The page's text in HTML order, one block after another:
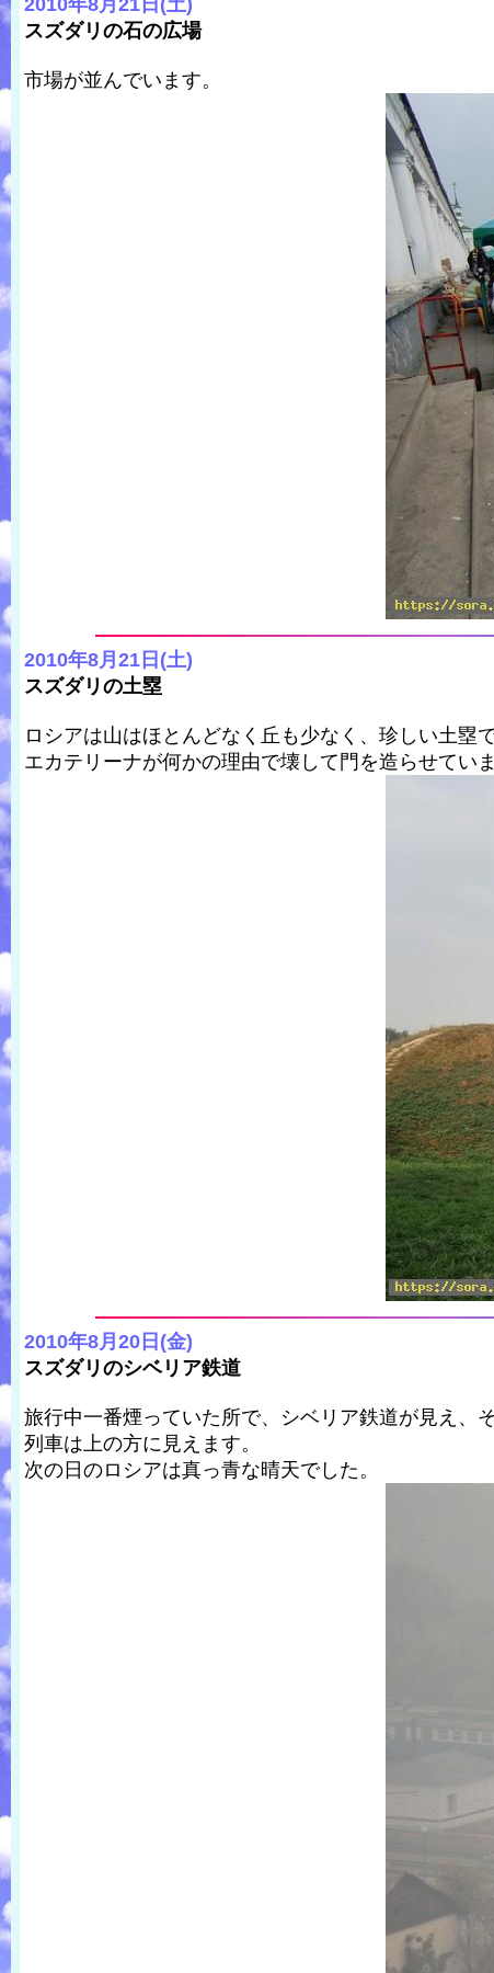
2010年8月21日(土)
スズダリの石の広場
市場が並んでいます。
2010年8月21日(土)
スズダリの土塁
ロシアは山はほとんどなく丘も少なく、珍しい土塁で
エカテリーナが何かの理由で壊して門を造らせていま
2010年8月20日(金)
スズダリのシベリア鉄道
旅行中一番煙っていた所で、シベリア鉄道が見え、
列車は上の方に見えます。
次の日のロシアは真っ青な晴天でした。